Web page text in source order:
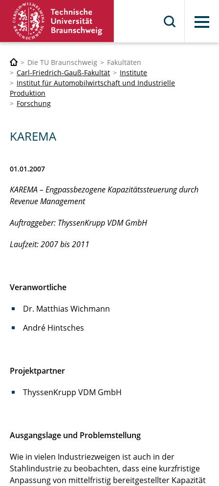
Menü
Die TU Braunschweig
Fakultäten
Carl-Friedrich-Gauß-Fakultät
Institute
Institut für Automobilwirtschaft und Industrielle
Produktion
Forschung
KAREMA
01.01.2007
KAREMA – Engpassbezogene Kapazitätssteuerung durch
Revenue Management
Auftraggeber: ThyssenKrupp VDM GmbH
Laufzeit: 2007 bis 2011
Veranwortliche
Dr. Matthias Wichmann
André Hintsches
Projektpartner
ThyssenKrupp VDM GmbH
Ausgangslage und Problemstellung
Wie in vielen Industriezweigen ist auch in der
Stahlindustrie zu beobachten, dass eine kurzfristige
Anpassung von mittelfristig bereitgestellter Kapazität